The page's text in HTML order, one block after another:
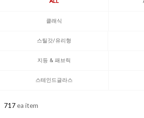
클래식
스틸갓/유리형
지등 & 패브릭
스테인드글라스
717ea item